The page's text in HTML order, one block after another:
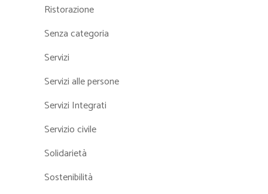
Ristorazione
Senza categoria
Servizi
Servizi alle persone
Servizi Integrati
Servizio civile
Solidarietà
Sostenibilità